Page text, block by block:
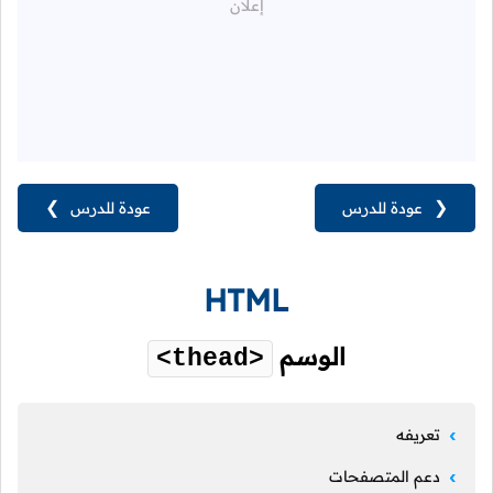
عودة للدرس ❯ ❮ عودة للدرس
HTML
الوسم <thead>
تعريفه
دعم المتصفحات